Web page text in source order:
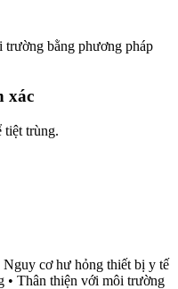
bằng phương pháp
xác
tiệt trùng.
cơ hư hỏng thiết bị y tế
• Thân thiện với môi trường